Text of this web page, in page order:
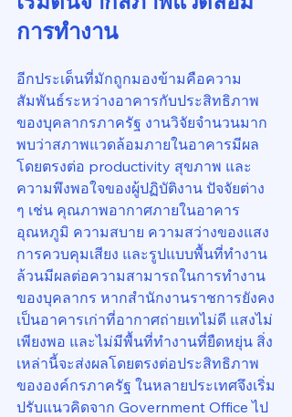
การทำงาน
อีกประเด็นที่มักถูกมองข้ามคือความ
สัมพันธ์ระหว่างอาคารกับประสิทธิภาพ
ของบุคลากรภาครัฐ งานวิจัยจำนวนมาก
พบว่าสภาพแวดล้อมภายในอาคารมีผล
โดยตรงต่อ productivity สุขภาพ และ
ความพึงพอใจของผู้ปฏิบัติงาน ปัจจัยต่าง
ๆ เช่น คุณภาพอากาศภายในอาคาร
อุณหภูมิ ความสบาย ความสว่างของแสง
การควบคุมเสียง และรูปแบบพื้นที่ทำงาน
ล้วนมีผลต่อความสามารถในการทำงาน
ของบุคลากร หากสำนักงานราชการยังคง
เป็นอาคารเก่าที่อากาศถ่ายเทไม่ดี แสงไม่
เพียงพอ และไม่มีพื้นที่ทำงานที่ยืดหยุ่น สิ่ง
เหล่านี้จะส่งผลโดยตรงต่อประสิทธิภาพ
ขององค์กรภาครัฐ ในหลายประเทศจึงเริ่ม
ปรับแนวคิดจาก Government Office ไป